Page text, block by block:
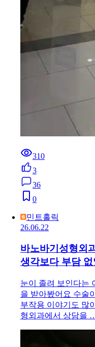
310
3
36
0
민트홀릭
26.06.22
바노바기성형외
생각보다 부담
눈이 졸려 보인다는
을 받아봤어요 수술
부작용 이야기도 많
형외과에서 상담을